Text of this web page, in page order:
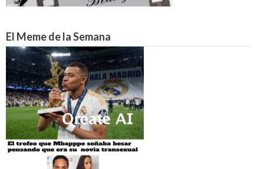
El Meme de la Semana